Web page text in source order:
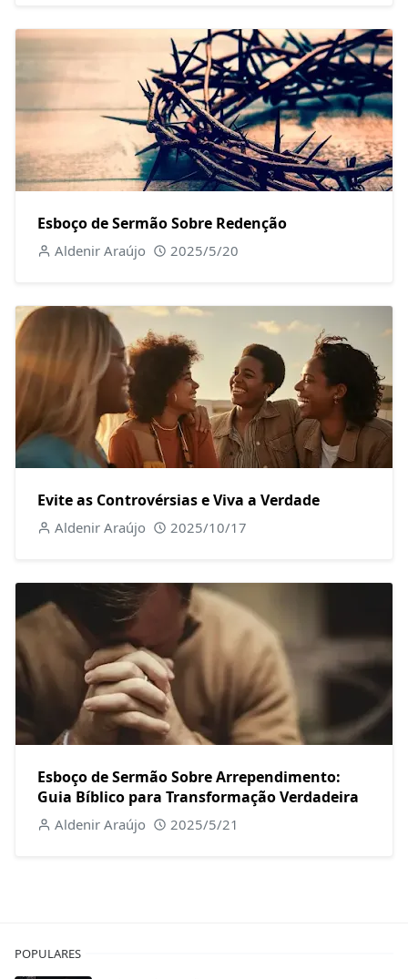
Esboço de Sermão Sobre Redenção
Aldenir Araújo 2025/5/20
Evite as Controvérsias e Viva a Verdade
Aldenir Araújo 2025/10/17
Esboço de Sermão Sobre Arrependimento:
Guia Bíblico para Transformação Verdadeira
Aldenir Araújo 2025/5/21
POPULARES